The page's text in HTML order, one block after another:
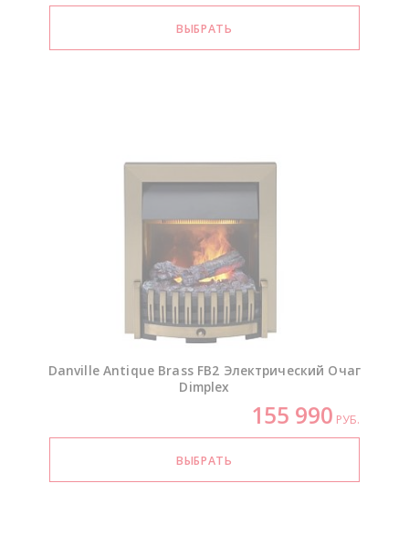
Danville Antique Brass FB2 Электрический Очаг
Dimplex
155 990 РУБ.